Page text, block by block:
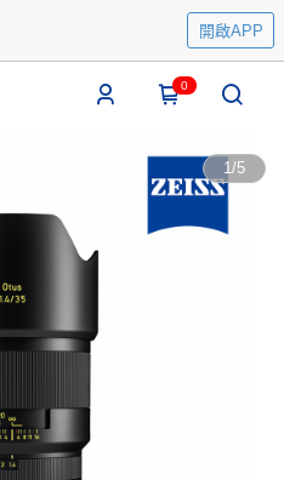
開啟APP
0
1/5